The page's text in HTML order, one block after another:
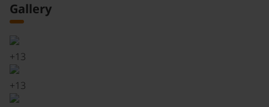
Gallery
+13
+13